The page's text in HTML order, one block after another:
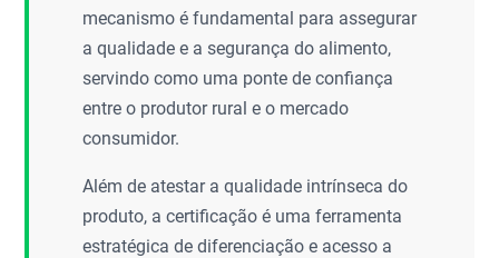
mecanismo é fundamental para assegurar
a qualidade e a segurança do alimento,
servindo como uma ponte de confiança
entre o produtor rural e o mercado
consumidor.
Além de atestar a qualidade intrínseca do
produto, a certificação é uma ferramenta
estratégica de diferenciação e acesso a